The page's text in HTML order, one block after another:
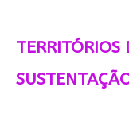
TERRITÓRIOS